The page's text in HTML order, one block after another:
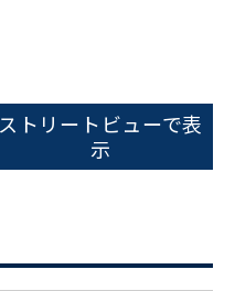
ストリートビューで表
示